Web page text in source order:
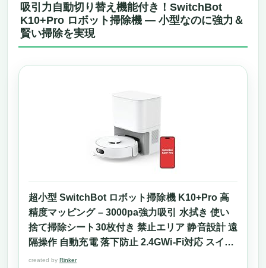
吸引力自動切り替え機能付き！SwitchBot
K10+Pro ロボット掃除機 — 小型なのに強力＆
賢い掃除を実現
超小型 SwitchBot ロボット掃除機 K10+Pro 高
精度マッピング – 3000pa強力吸引 水拭き 使い
捨て掃除シート30枚付き 禁止エリア 静音設計 遠
隔操作 自動充電 落下防止 2.4GWi-Fi対応 スイッ
チボット Alexa Google Home IFTTT Siriに対応
created by Rinker